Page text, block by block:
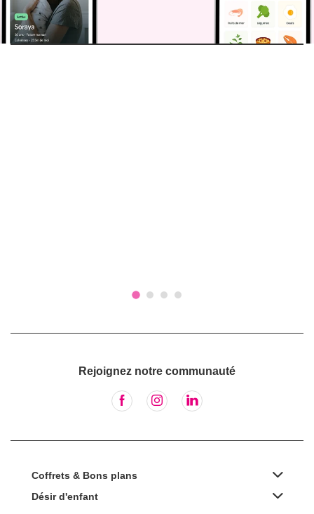
Rejoignez notre communauté
Coffrets & Bons plans
Désir d'enfant